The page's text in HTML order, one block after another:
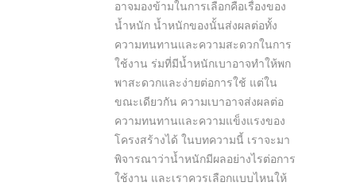
อาจมองข้ามในการเลือกคือเรื่องของ
น้ำหนัก น้ำหนักของนั้นส่งผลต่อทั้ง
ความทนทานและความสะดวกในการ
ใช้งาน ร่มที่มีน้ำหนักเบาอาจทำให้พก
พาสะดวกและง่ายต่อการใช้ แต่ใน
ขณะเดียวกัน ความเบาอาจส่งผลต่อ
ความทนทานและความแข็งแรงของ
โครงสร้างได้ ในบทความนี้ เราจะมา
พิจารณาว่าน้ำหนักมีผลอย่างไรต่อการ
ใช้งาน และเราควรเลือกแบบไหนให้